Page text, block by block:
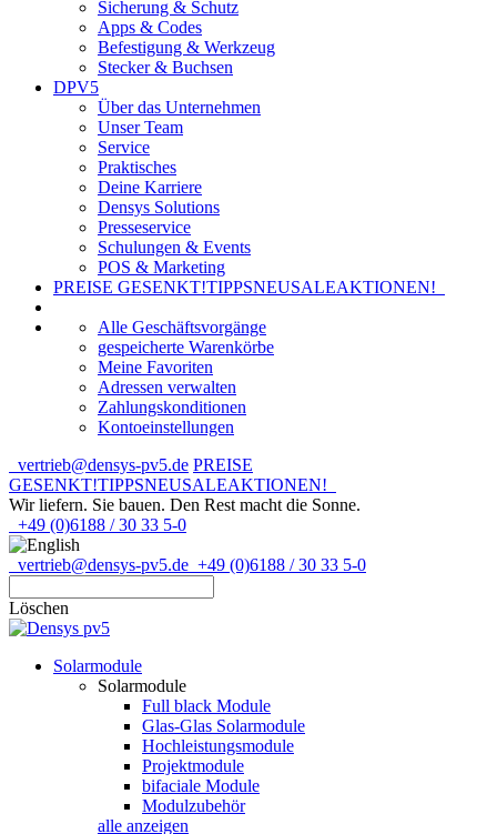
Sicherung & Schutz
Apps & Codes
Befestigung & Werkzeug
Stecker & Buchsen
DPV5
Über das Unternehmen
Unser Team
Service
Praktisches
Deine Karriere
Densys Solutions
Presseservice
Schulungen & Events
POS & Marketing
PREISE GESENKT!TIPPSNEUSALEAKTIONEN!
Alle Geschäftsvorgänge
gespeicherte Warenkörbe
Meine Favoriten
Adressen verwalten
Zahlungskonditionen
Kontoeinstellungen
vertrieb@densys-pv5.de PREISE
GESENKT!TIPPSNEUSALEAKTIONEN!
Wir liefern. Sie bauen. Den Rest macht die Sonne.
+49 (0)6188 / 30 33 5-0
vertrieb@densys-pv5.de +49 (0)6188 / 30 33 5-0
Löschen
Solarmodule
Solarmodule
Full black Module
Glas-Glas Solarmodule
Hochleistungsmodule
Projektmodule
bifaciale Module
Modulzubehör
alle anzeigen